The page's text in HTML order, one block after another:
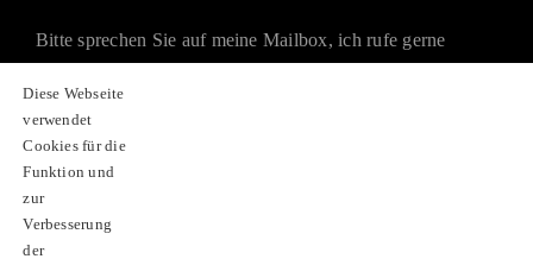
Bitte sprechen Sie auf meine Mailbox, ich rufe gerne
Mail: office@rauchberger.at
Soziale Netzwerke
Diese Webseite
verwendet
Cookies für die
Funktion und
zur
Verbesserung
der